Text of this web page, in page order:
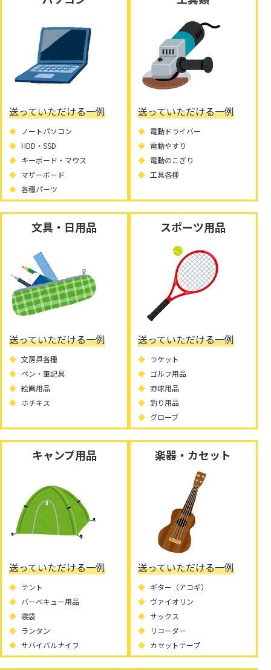
送っていただける一例
ノートパソコン
HDD・SSD
キーボード・マウス
マザーボード
各種パーツ
送っていただける一例
電動ドライバー
電動やすり
電動のこぎり
工具各種
文具・日用品
送っていただける一例
文房具各種
ペン・筆記具
絵画用品
ホチキス
スポーツ用品
送っていただける一例
ラケット
ゴルフ用品
野球用品
釣り用品
グローブ
キャンプ用品
送っていただける一例
テント
バーベキュー用品
寝袋
ランタン
サバイバルナイフ
楽器・カセット
送っていただける一例
ギター（アコギ）
ヴァイオリン
サックス
リコーダー
カセットテープ